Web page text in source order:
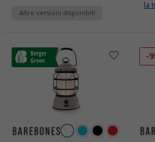
Altre versioni disponibili
la
-